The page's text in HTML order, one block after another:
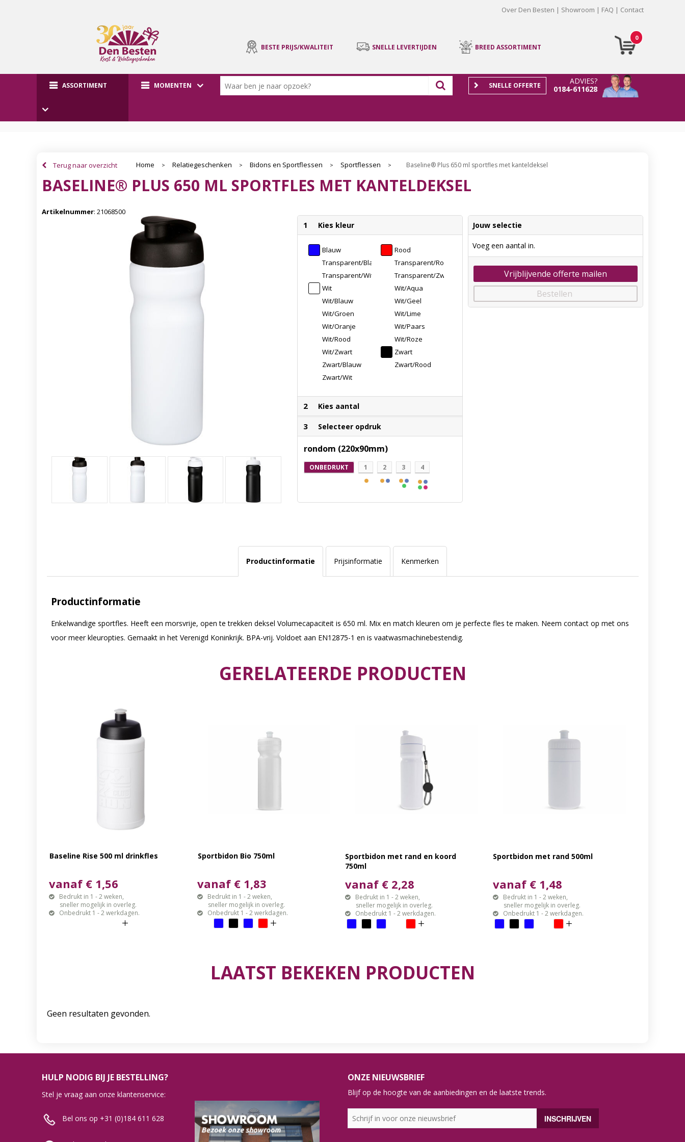
Over Den Besten Showroom FAQ Contact
0
BESTE PRIJS/KWALITEIT SNELLE LEVERTIJDEN BREED ASSORTIMENT
ASSORTIMENT MOMENTEN
ADVIES?
0184-611628
SNELLE OFFERTE
Terug naar overzicht Home > Relatiegeschenken > Bidons en Sportflessen > Sportflessen > Baseline® Plus 650 ml sportfles met kanteldeksel
BASELINE® PLUS 650 ML SPORTFLES MET KANTELDEKSEL
Artikelnummer: 21068500
1 Kies kleur
Blauw
Rood
Transparent/Blauw
Transparent/Rood
Transparent/Wit
Transparent/Zwart
Wit
Wit/Aqua
Wit/Blauw
Wit/Geel
Wit/Groen
Wit/Lime
Wit/Oranje
Wit/Paars
Wit/Rood
Wit/Roze
Wit/Zwart
Zwart
Zwart/Blauw
Zwart/Rood
Zwart/Wit
2 Kies aantal
3 Selecteer opdruk
rondom (220x90mm)
ONBEDRUKT 1 2 3 4
Jouw selectie
Voeg een aantal in.
Vrijblijvende offerte mailen
Bestellen
Productinformatie Prijsinformatie Kenmerken
Productinformatie
Enkelwandige sportfles. Heeft een morsvrije, open te trekken deksel Volumecapaciteit is 650 ml. Mix en match kleuren om je perfecte fles te maken. Neem contact op met ons
voor meer kleuropties. Gemaakt in het Verenigd Koninkrijk. BPA-vrij. Voldoet aan EN12875-1 en is vaatwasmachinebestendig.
GERELATEERDE PRODUCTEN
Baseline Rise 500 ml drinkfles
vanaf € 1,56
Bedrukt in 1 - 2 weken,
sneller mogelijk in overleg.
Onbedrukt 1 - 2 werkdagen.
Sportbidon Bio 750ml
vanaf € 1,83
Bedrukt in 1 - 2 weken,
sneller mogelijk in overleg.
Onbedrukt 1 - 2 werkdagen.
Sportbidon met rand en koord
750ml
vanaf € 2,28
Bedrukt in 1 - 2 weken,
sneller mogelijk in overleg.
Onbedrukt 1 - 2 werkdagen.
Sportbidon met rand 500ml
vanaf € 1,48
Bedrukt in 1 - 2 weken,
sneller mogelijk in overleg.
Onbedrukt 1 - 2 werkdagen.
LAATST BEKEKEN PRODUCTEN
Geen resultaten gevonden.
HULP NODIG BIJ JE BESTELLING?
Stel je vraag aan onze klantenservice:
Bel ons op +31 (0)184 611 628
ONZE NIEUWSBRIEF
Blijf op de hoogte van de aanbiedingen en de laatste trends.